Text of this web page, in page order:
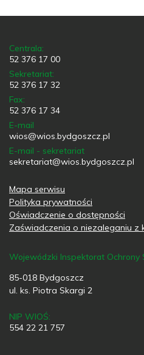
Centrala:
52 376 17 00
Sekretariat:
52 376 17 32
Fax:
52 376 17 34
E-mail
wios@wios.bydgoszcz.pl
E-mail - sekretariat
sekretariat@wios.bydgoszcz.pl
Mapa serwisu
Polityka prywatności
Oświadczenie o dostępności
Zaświadczenia o niezaleganiu z
Wojewódzki Inspektorat Ochrony
85-018 Bydgoszcz
ul. ks. Piotra Skargi 2
NIP WIOŚ:
554 22 21 757